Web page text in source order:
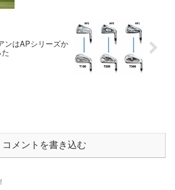
ンはAPシリーズか
コメントを書き込む